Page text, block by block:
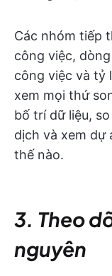
Các nhóm tiếp
công việc,
công việc và tỷ
xem mọi thứ
bố trí dữ liệu,
dịch và xem dự
thế nào.
3. Theo
nguyên